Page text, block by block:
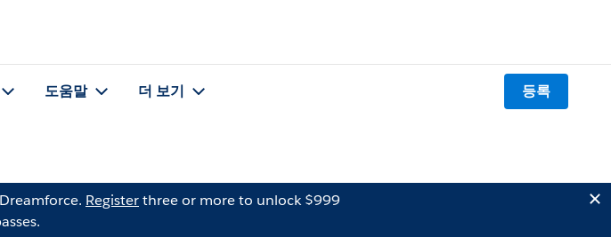
도움말 더 보기 등록
Registerthree or more to unlock $999